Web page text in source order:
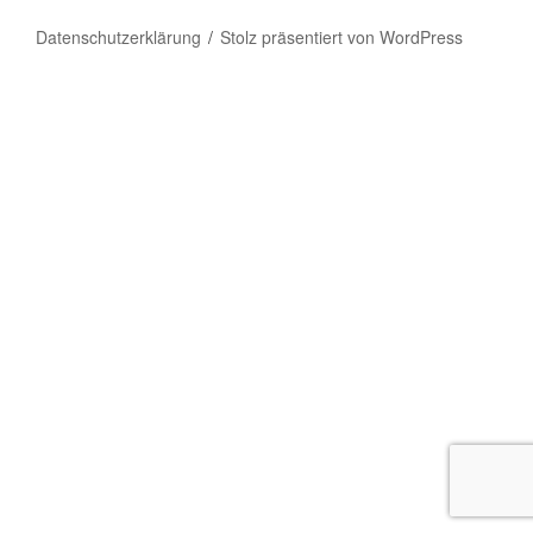
Datenschutzerklärung Stolz präsentiert von WordPress